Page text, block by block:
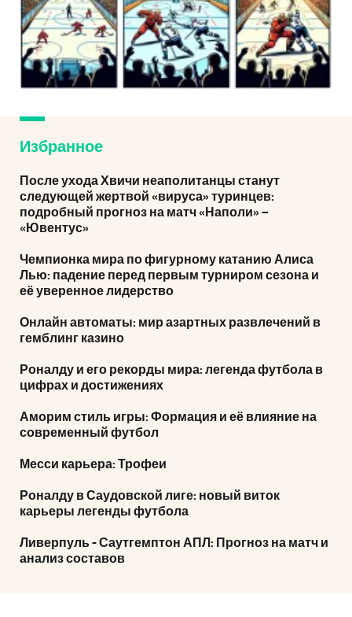
Избранное
После ухода Хвичи неаполитанцы станут
следующей жертвой «вируса» туринцев:
подробный прогноз на матч «Наполи» –
«Ювентус»
Чемпионка мира по фигурному катанию Алиса
Лью: падение перед первым турниром сезона и
её уверенное лидерство
Онлайн автоматы: мир азартных развлечений в
гемблинг казино
Роналду и его рекорды мира: легенда футбола в
цифрах и достижениях
Аморим стиль игры: Формация и её влияние на
современный футбол
Месси карьера: Трофеи
Роналду в Саудовской лиге: новый виток
карьеры легенды футбола
Ливерпуль - Саутгемптон АПЛ: Прогноз на матч и
анализ составов